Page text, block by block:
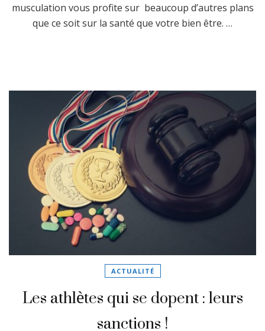
musculation vous profite sur beaucoup d’autres plans
que ce soit sur la santé que votre bien être. …
ACTUALITÉ
Les athlètes qui se dopent : leurs
sanctions !